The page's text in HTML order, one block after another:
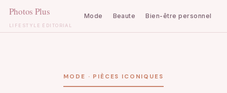
LIFESTYLE ÉDITORIAL
Mode Beaute Bien-être personnel
MODE · PIÈCES ICONIQUES